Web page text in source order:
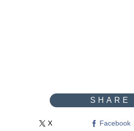
X Facebook